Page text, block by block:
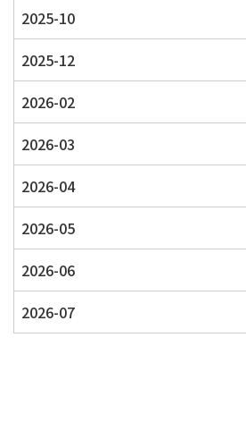
2025-10
2025-12
2026-02
2026-03
2026-04
2026-05
2026-06
2026-07